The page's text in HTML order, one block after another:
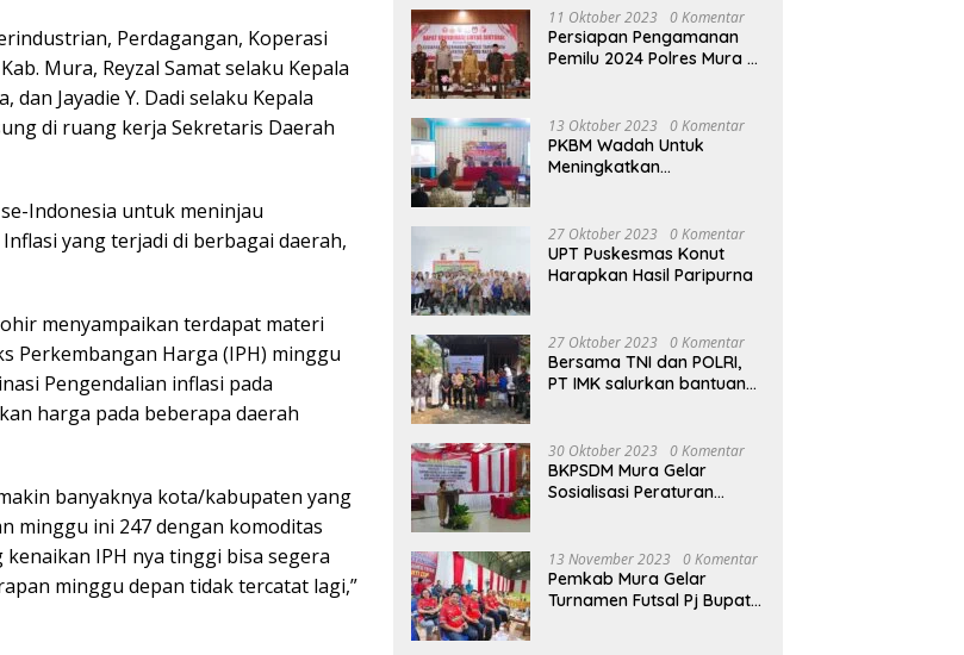
Perdagangan, Koperasi
Mura, Reyzal Samat selaku Kepala
Jayadie Y. Dadi selaku Kepala
di ruang kerja Sekretaris Daerah
Indonesia untuk meninjau
yang terjadi di berbagai daerah,
menyampaikan terdapat materi
Perkembangan Harga (IPH) minggu
Pengendalian inflasi pada
harga pada beberapa daerah
banyaknya kota/kabupaten yang
minggu ini 247 dengan komoditas
IPH nya tinggi bisa segera
minggu depan tidak tercatat lagi,”
Perubahan 2023
11 Oktober 2023 0 Komentar
Persiapan Pengamanan
Pemilu 2024 Polres Mura
13 Oktober 2023 0 Komentar
PKBM Wadah Untuk
Meningkatkan
Dalam Bidang Ekonomi
27 Oktober 2023 0 Komentar
UPT Puskesmas Konut
Harapkan Hasil Paripurna
27 Oktober 2023 0 Komentar
Bersama TNI dan POLRI,
PT IMK salurkan bantuan
30 Oktober 2023 0 Komentar
BKPSDM Mura Gelar
Sosialisasi Peraturan
13 November 2023 0 Komentar
Pemkab Mura Gelar
Turnamen Futsal Pj Bupati